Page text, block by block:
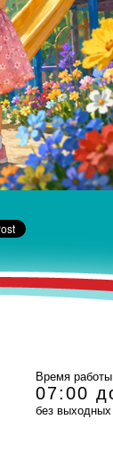
Время
07:00
без